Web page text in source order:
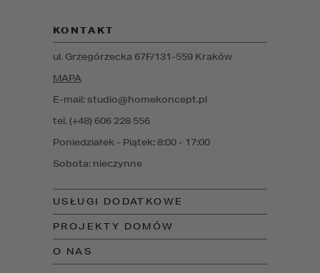
USŁUGI DODATKOWE
PROJEKTY DOMÓW
O NAS
Poniedziałek - Piątek: 8:00 - 17:00
Sobota: nieczynne
KONTAKT
E-mail: studio@homekoncept.pl
tel. (+48) 606 228 556
ul. Grzegórzecka 67F/131-559 Kraków
MAPA